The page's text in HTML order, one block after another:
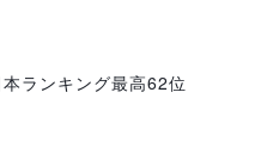
ランキング最高62位